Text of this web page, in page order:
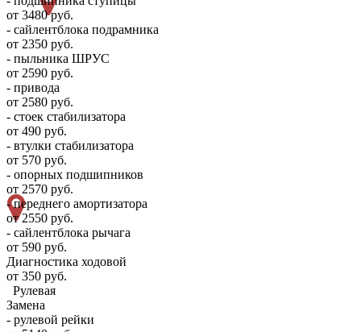
от 3480 руб.
- сайлентблока подрамника
от 2350 руб.
- пыльника ШРУС
от 2590 руб.
- привода
от 2580 руб.
- стоек стабилизатора
от 490 руб.
- втулки стабилизатора
от 570 руб.
- опорных подшипников
от 2570 руб.
- переднего амортизатора
от 2550 руб.
- сайлентблока рычага
от 590 руб.
Диагностика ходовой
от 350 руб.
Рулевая
Замена
- рулевой рейки